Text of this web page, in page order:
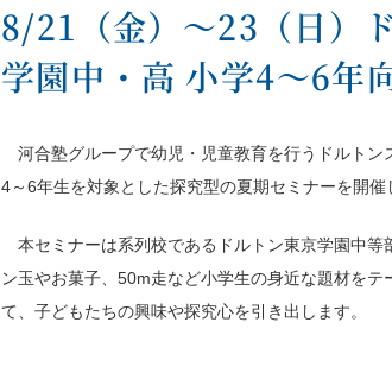
8/21（金）～23（日）
学園中・高 小学4～6年
河合塾グループで幼児・児童教育を行うドルト
4～6年生を対象とした探究型の夏期セミナーを開催
本セミナーは系列校であるドルトン東京学園中
ン玉やお菓子、50m走など小学生の身近な題材を
て、子どもたちの興味や探究心を引き出します。